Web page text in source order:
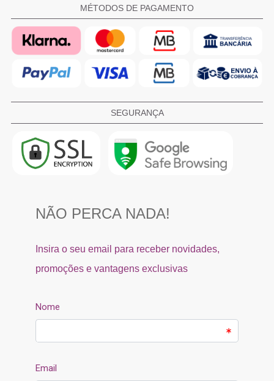
MÉTODOS DE PAGAMENTO
SEGURANÇA